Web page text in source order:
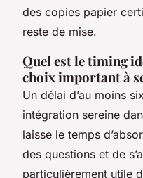
des copies papier
reste de mise.
Quel est le timing
choix important à
Un délai d’au moins
intégration sereine
laisse le temps
des questions et de
particulièrement utile